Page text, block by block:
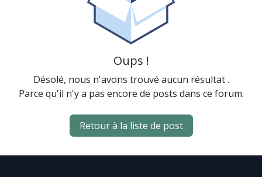
Oups !
Désolé, nous n'avons trouvé aucun résultat.
Parce qu'il n'y a pas encore de posts dans ce forum.
Retour à la liste de post